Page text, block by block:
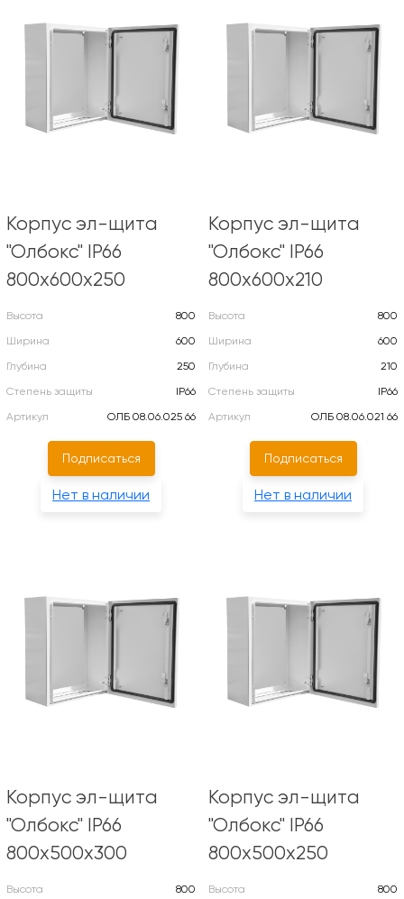
Корпус эл-щита
"Олбокс" IP66
800х600х250
Высота
800
Ширина
600
Глубина
250
Степень защиты
IP66
Артикул
ОЛБ 08.06.025 66
Подписаться
Нет в наличии
Корпус эл-щита
"Олбокс" IP66
800х600х210
Высота
800
Ширина
600
Глубина
210
Степень защиты
IP66
Артикул
ОЛБ 08.06.021 66
Подписаться
Нет в наличии
Корпус эл-щита
"Олбокс" IP66
800х500х300
Высота
800
Корпус эл-щита
"Олбокс" IP66
800х500х250
Высота
800